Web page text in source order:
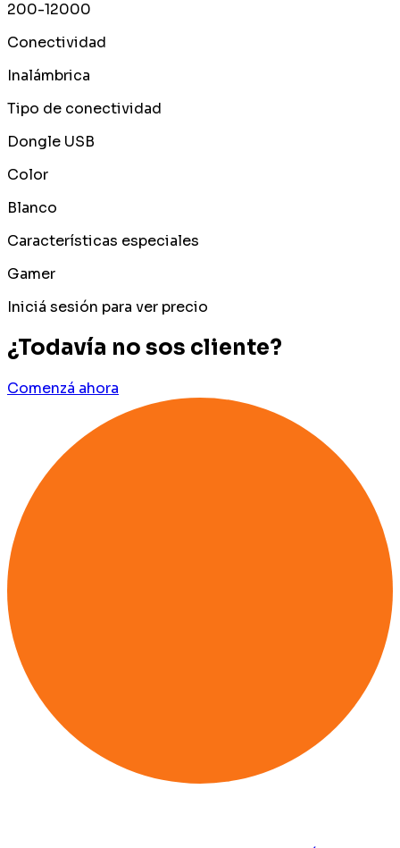
200-12000
Conectividad
Inalámbrica
Tipo de conectividad
Dongle USB
Color
Blanco
Características especiales
Gamer
Iniciá sesión para ver precio
¿Todavía no sos cliente?
Comenzá ahora